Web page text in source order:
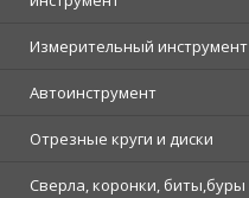
Измерительный инструмент
Автоинструмент
Отрезные круги и диски
Сверла, коронки, биты,буры